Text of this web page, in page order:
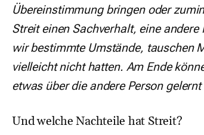
Übereinstimmung bringen oder
Streit einen Sachverhalt, eine
wir bestimmte Umstände, tauschen
vielleicht nicht hatten. Am Ende
etwas über die andere Person
Und welche Nachteile hat Streit?